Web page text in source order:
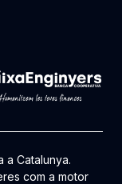
a Catalunya.
com a motor